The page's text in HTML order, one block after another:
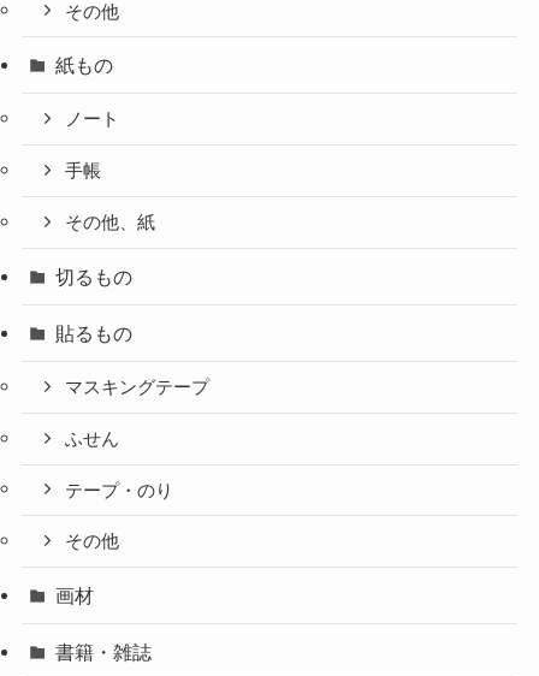
その他
紙もの
ノート
手帳
その他、紙
切るもの
貼るもの
マスキングテープ
ふせん
テープ・のり
その他
画材
書籍・雑誌